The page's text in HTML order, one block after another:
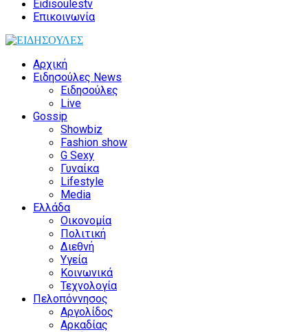
Eidisoulestv
Επικοινωνία
Αρχική
Ειδησούλες News
Ειδησούλες
Live
Gossip
Showbiz
Fashion show
G Sexy
Γυναίκα
Lifestyle
Media
Ελλάδα
Οικονομία
Πολιτική
Διεθνή
Υγεία
Κοινωνικά
Τεχνολογία
Πελοπόννησος
Αργολίδος
Αρκαδίας